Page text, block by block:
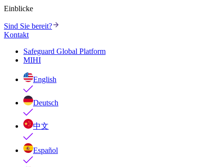
Einblicke
Sind Sie bereit?
Kontakt
Safeguard Global Platform
MIHI
English
Deutsch
中文
Español